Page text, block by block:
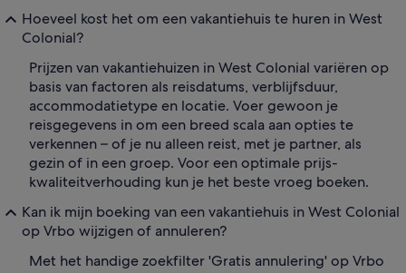
Hoeveel kost het om een vakantiehuis te huren in West
Colonial?
Prijzen van vakantiehuizen in West Colonial variëren op
basis van factoren als reisdatums, verblijfsduur,
accommodatietype en locatie. Voer gewoon je
reisgegevens in om een breed scala aan opties te
verkennen – of je nu alleen reist, met je partner, als
gezin of in een groep. Voor een optimale prijs-
kwaliteitverhouding kun je het beste vroeg boeken.
Kan ik mijn boeking van een vakantiehuis in West Colonial
op Vrbo wijzigen of annuleren?
Met het handige zoekfilter 'Gratis annulering' op Vrbo